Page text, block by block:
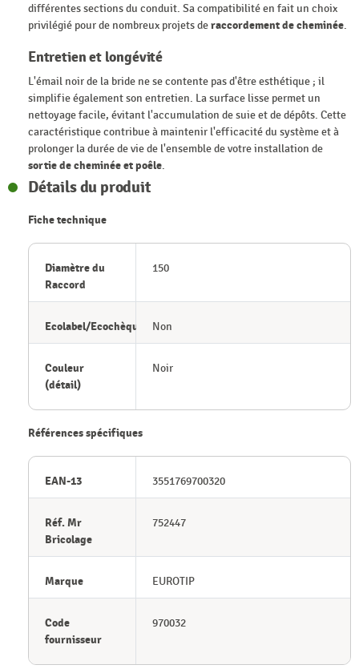
différentes sections du conduit. Sa compatibilité en fait un choix
privilégié pour de nombreux projets deraccordement de cheminée.
Entretien et longévité
L'émail noir de la bride ne se contente pas d'être esthétique ; il
simplifie également son entretien. La surface lisse permet un
nettoyage facile, évitant l'accumulation de suie et de dépôts. Cette
caractéristique contribue à maintenir l'efficacité du système et à
prolonger la durée de vie de l'ensemble de votre installation de
sortie de cheminée et poêle.
Détails du produit
Fiche technique
Diamètre du
Raccord
150
Ecolabel/Ecochèque Non
Couleur
(détail)
Noir
Références spécifiques
EAN-13 3551769700320
Réf. Mr
Bricolage
752447
Marque EUROTIP
Code
fournisseur
970032